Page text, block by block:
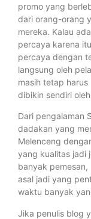
promo yang
dari orang-orang
mereka. Kalau
percaya karena
percaya dengan
langsung oleh
masih tetap
dibikin sendiri
Dari pengalaman
dadakan yang
Melenceng
yang kualitas jadi
banyak pemesan,
asal jadi yang
waktu banyak
Jika penulis blog